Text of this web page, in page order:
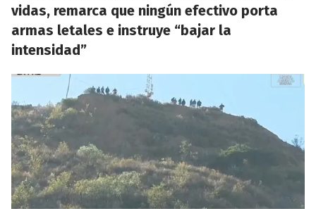
vidas, remarca que ningún efectivo porta
armas letales e instruye “bajar la
intensidad”